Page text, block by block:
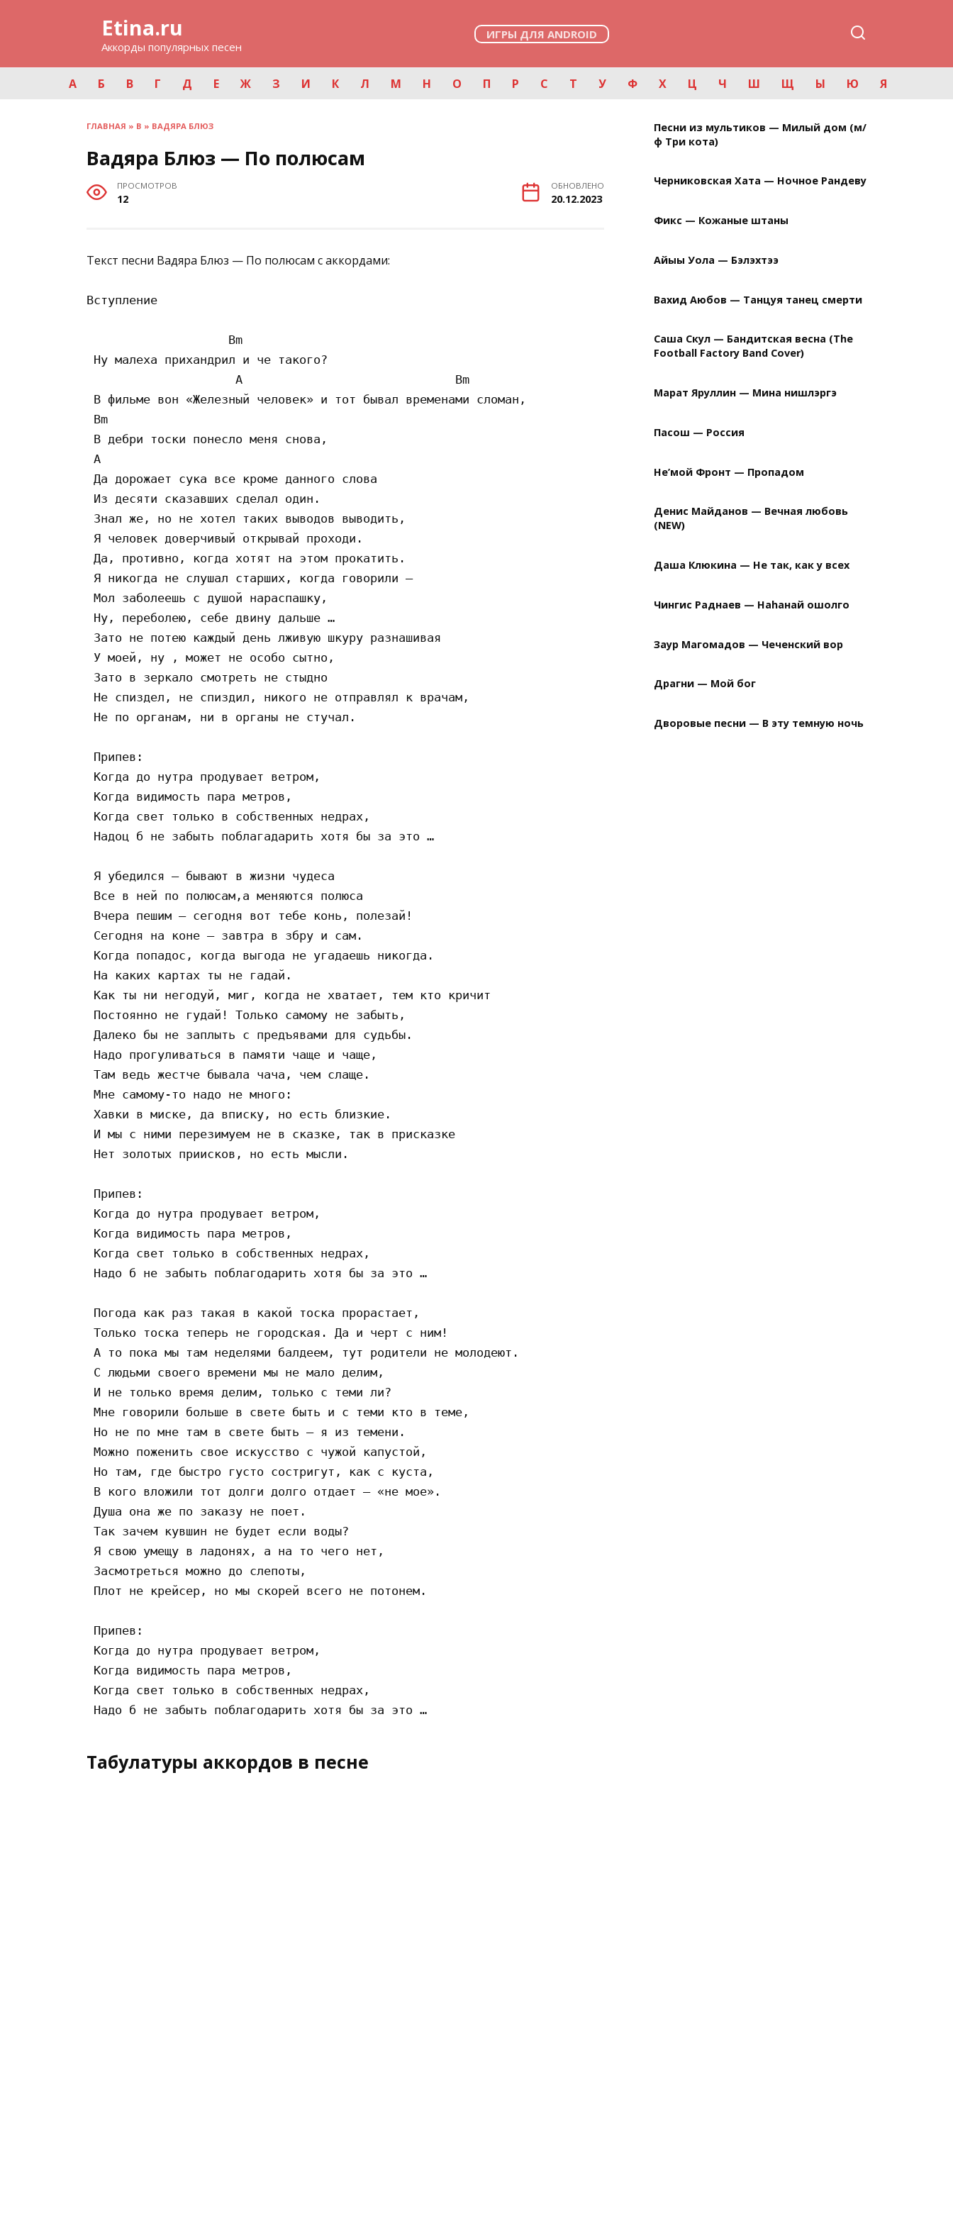
Etina.ru
Аккорды популярных песен
ИГРЫ ДЛЯ ANDROID
А Б В Г Д Е Ж З И К Л М Н О П Р С Т У Ф Х Ц Ч Ш Щ Ы Ю Я
ГЛАВНАЯ » В » ВАДЯРА БЛЮЗ
Вадяра Блюз — По полюсам
ПРОСМОТРОВ
12
ОБНОВЛЕНО
20.12.2023
Текст песни Вадяра Блюз — По полюсам с аккордами:
Вступление
                    Bm
Ну малеха прихандрил и че такого?
A                              Bm
В фильме вон «Железный человек» и тот бывал временами сломан,
Bm
В дебри тоски понесло меня снова,
A
Да дорожает сука все кроме данного слова
Из десяти сказавших сделал один.
Знал же, но не хотел таких выводов выводить,
Я человек доверчивый открывай проходи.
Да, противно, когда хотят на этом прокатить.
Я никогда не слушал старших, когда говорили —
Мол заболеешь с душой нараспашку,
Ну, переболею, себе двину дальше …
Зато не потею каждый день лживую шкуру разнашивая
У моей, ну , может не особо сытно,
Зато в зеркало смотреть не стыдно
Не спиздел, не спиздил, никого не отправлял к врачам,
Не по органам, ни в органы не стучал.
Припев:
Когда до нутра продувает ветром,
Когда видимость пара метров,
Когда свет только в собственных недрах,
Надоц б не забыть поблагадарить хотя бы за это …
Я убедился — бывают в жизни чудеса
Все в ней по полюсам,а меняются полюса
Вчера пешим — сегодня вот тебе конь, полезай!
Сегодня на коне — завтра в збру и сам.
Когда попадос, когда выгода не угадаешь никогда.
На каких картах ты не гадай.
Как ты ни негодуй, миг, когда не хватает, тем кто кричит
Постоянно не гудай! Только самому не забыть,
Далеко бы не заплыть с предъявами для судьбы.
Надо прогуливаться в памяти чаще и чаще,
Там ведь жестче бывала чача, чем слаще.
Мне самому-то надо не много:
Хавки в миске, да вписку, но есть близкие.
И мы с ними перезимуем не в сказке, так в присказке
Нет золотых приисков, но есть мысли.
Припев:
Когда до нутра продувает ветром,
Когда видимость пара метров,
Когда свет только в собственных недрах,
Надо б не забыть поблагодарить хотя бы за это …
Погода как раз такая в какой тоска прорастает,
Только тоска теперь не городская. Да и черт с ним!
А то пока мы там неделями балдеем, тут родители не молодеют.
С людьми своего времени мы не мало делим,
И не только время делим, только с теми ли?
Мне говорили больше в свете быть и с теми кто в теме,
Но не по мне там в свете быть — я из темени.
Можно поженить свое искусство с чужой капустой,
Но там, где быстро густо состригут, как с куста,
В кого вложили тот долги долго отдает — «не мое».
Душа она же по заказу не поет.
Так зачем кувшин не будет если воды?
Я свою умещу в ладонях, а на то чего нет,
Засмотреться можно до слепоты,
Плот не крейсер, но мы скорей всего не потонем.
Припев:
Когда до нутра продувает ветром,
Когда видимость пара метров,
Когда свет только в собственных недрах,
Табулатуры аккордов в песне
Песни из мультиков — Милый дом (м/
ф Три кота)
Черниковская Хата — Ночное Рандеву
Фикс — Кожаные штаны
Айыы Уола — Бэлэхтээ
Вахид Аюбов — Танцуя танец смерти
Саша Скул — Бандитская весна (The
Football Factory Band Cover)
Марат Яруллин — Мина нишлэргэ
Пасош — Россия
Не’мой Фронт — Пропадом
Денис Майданов — Вечная любовь
(NEW)
Даша Клюкина — Не так, как у всех
Чингис Раднаев — Наhанай ошолго
Заур Магомадов — Чеченский вор
Драгни — Мой бог
Дворовые песни — В эту темную ночь